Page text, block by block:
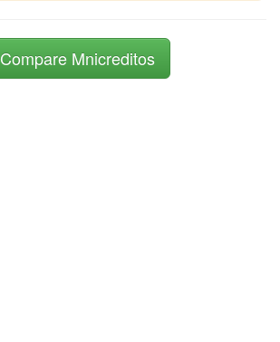
Compare Mnicreditos